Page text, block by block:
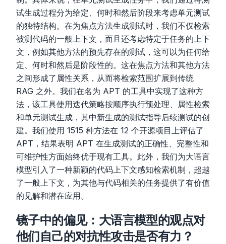
试生成过程分为给定、何时和然后阶段来考虑单元测试
的独特结构。在为焦点方法生成测试时，我们不仅检索
被测代码的一般上下文，而且还考虑特定于任务的上下
文，例如其他方法的预先存在的测试，这可以为任何给
定、何时和然后是阶段性的。这在焦点方法和其他方法
之间形成了属性关系，从而将检索范围扩展到传统
RAG 之外。我们在名为 APT 的工具中实现了这种方
法，该工具使用迭代策略按顺序执行预处理、属性检索
和单元测试生成，其中新生成的测试指导后续测试的创
建。我们使用 1515 种方法在 12 个开源项目上评估了
APT，结果表明 APT 在生成测试的正确性、完整性和
可维护性方面始终优于现有工具。此外，我们为大语言
模型引入了一种新颖的代码上下文感知检索机制，超越
了一般上下文，为其他与代码相关的任务提供了有价值
的见解和潜在应用。
镜子中的偏见：大语言模型的观点对
他们自己的对抗性攻击是否有力？